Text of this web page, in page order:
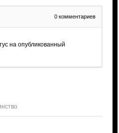
0 комментариев
на опубликованный